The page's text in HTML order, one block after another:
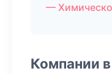
—
Компании